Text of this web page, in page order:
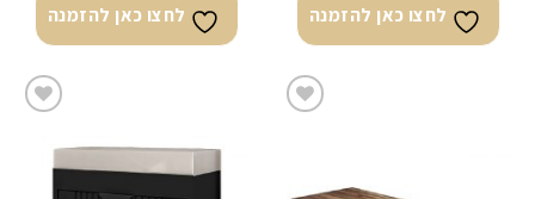
לחצו כאן להזמנה לחצו כאן להזמנה